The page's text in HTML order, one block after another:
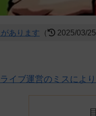
あります （ 2025/03/
ライブ運営のミスによ